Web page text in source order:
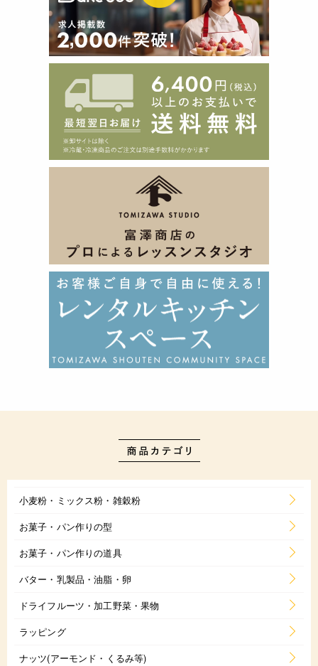
小麦粉・ミックス粉・雑穀粉
お菓子・パン作りの型
お菓子・パン作りの道具
バター・乳製品・油脂・卵
ドライフルーツ・加工野菜・果物
ラッピング
ナッツ(アーモンド・くるみ等)